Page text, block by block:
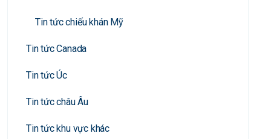
Tin tức chiếu khán Mỹ
Tin tức Canada
Tin tức Úc
Tin tức châu Âu
Tin tức khu vực khác